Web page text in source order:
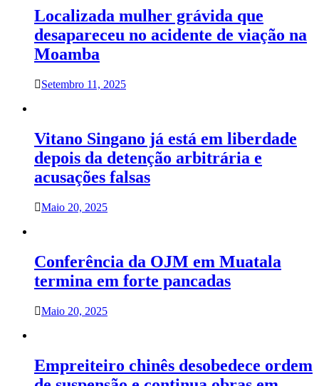
Localizada mulher grávida que
desapareceu no acidente de viação na
Moamba
Setembro 11, 2025
Vitano Singano já está em liberdade
depois da detenção arbitrária e
acusações falsas
Maio 20, 2025
Conferência da OJM em Muatala
termina em forte pancadas
Maio 20, 2025
Empreiteiro chinês desobedece ordem